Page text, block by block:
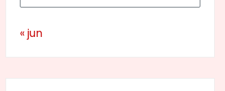
« jun